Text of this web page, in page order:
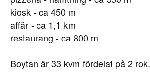
kiosk - ca 450 m
affär - ca 1,1 km
restaurang - ca 800 m
Boytan är 33 kvm fördelat på 2 rok.